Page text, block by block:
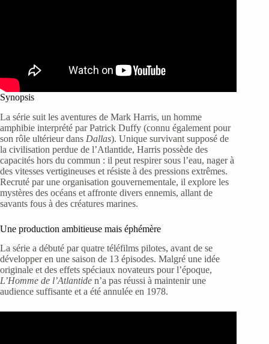
Synopsis
La série suit les aventures de Mark Harris, un homme
amphibie interprété par Patrick Duffy (connu également pour
son rôle ultérieur dans Dallas). Unique survivant supposé de
la civilisation perdue de l’Atlantide, Harris possède des
capacités hors du commun : il peut respirer sous l’eau, nager à
des vitesses vertigineuses et résiste à des pressions extrêmes.
Recruté par une organisation gouvernementale, il explore les
mystères des océans et affronte divers ennemis, allant de
savants fous à des créatures marines.
Une production ambitieuse mais éphémère
La série a débuté par quatre téléfilms pilotes, avant de se
développer en une saison de 13 épisodes. Malgré une idée
originale et des effets spéciaux novateurs pour l’époque,
L’Homme de l’Atlantide n’a pas réussi à maintenir une
audience suffisante et a été annulée en 1978.